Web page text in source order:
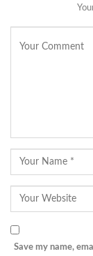
Save my name,